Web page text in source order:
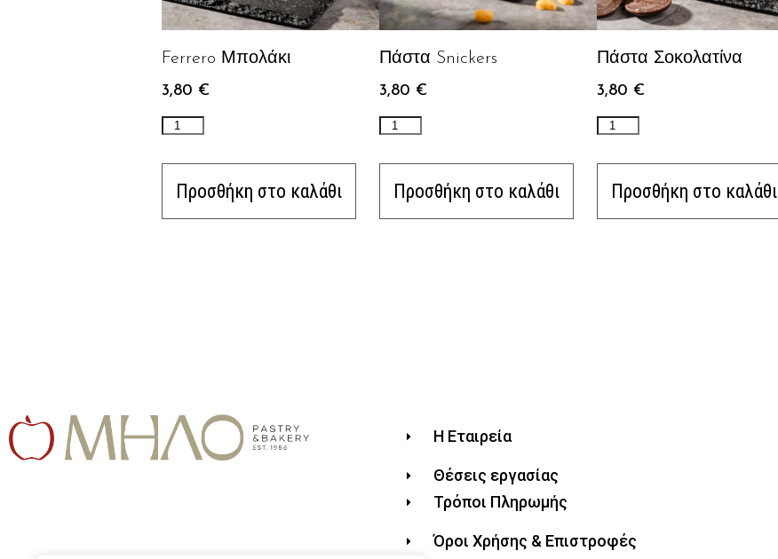
Ferrero Μπολάκι
3,80 €
Προσθήκη στο καλάθι
Πάστα Snickers
3,80 €
Προσθήκη στο καλάθι
Πάστα Σοκολατίνα
3,80 €
Προσθήκη στο καλάθι
Η Εταιρεία
Θέσεις εργασίας
Τρόποι Πληρωμής
Όροι Χρήσης & Επιστροφές